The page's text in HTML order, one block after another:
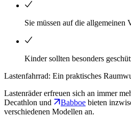
Sie müssen auf die allgemeinen
Kinder sollten besonders
Lastenfahrrad: Ein praktisches
Lastenräder erfreuen sich an immer
Decathlon und
Babboe bieten
verschiedenen Modellen an.